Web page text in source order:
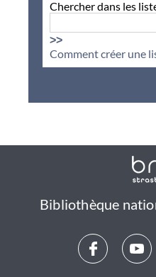
Chercher dans les
>>
Comment créer une
Bibliothèque